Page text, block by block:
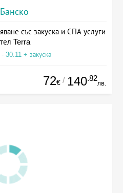
Банско
със закуска и СПА услуги
Terra
30.11 + закуска
72€ / 140.82
лв.